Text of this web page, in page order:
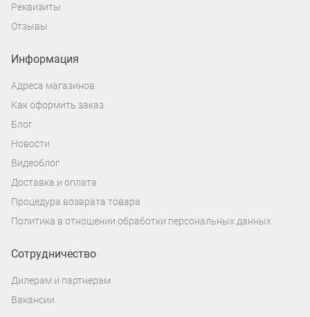
Реквизиты
Отзывы
Информация
Адреса магазинов
Как оформить заказ
Блог
Новости
Видеоблог
Доставка и оплата
Процедура возврата товара
Политика в отношении обработки персональных данных
Сотрудничество
Дилерам и партнерам
Вакансии